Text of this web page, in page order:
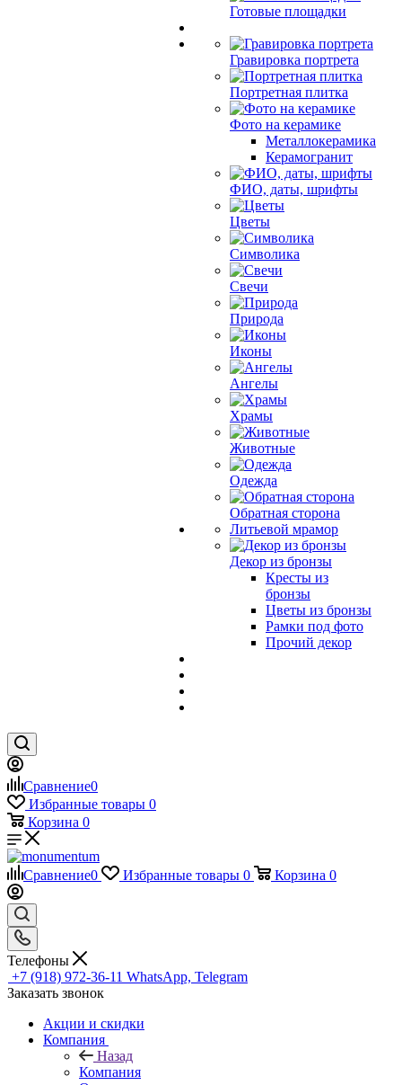
Готовые площадки
Гравировка портрета
Портретная плитка
Фото на керамике
Металлокерамика
Керамогранит
ФИО, даты, шрифты
Цветы
Символика
Свечи
Природа
Иконы
Ангелы
Храмы
Животные
Одежда
Обратная сторона
Литьевой мрамор
Декор из бронзы
Кресты из
бронзы
Цветы из бронзы
Рамки под фото
Прочий декор
Сравнение0
Избранные товары 0
Корзина 0
Сравнение0 Избранные товары 0 Корзина 0
Телефоны
+7 (918) 972-36-11 WhatsApp, Telegram
Заказать звонок
Акции и скидки
Компания
Назад
Компания